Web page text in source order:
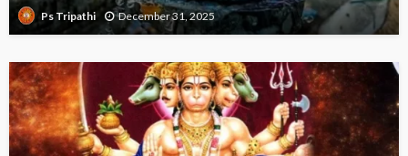
Ps Tripathi December 31, 2025